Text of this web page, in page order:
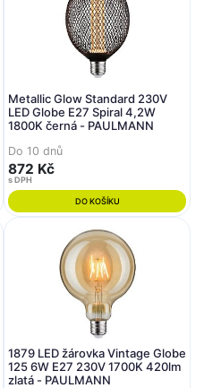
Metallic Glow Standard 230V
LED Globe E27 Spiral 4,2W
1800K černá - PAULMANN
Do 10 dnů
872 Kč
s DPH
DO KOŠÍKU
1879 LED žárovka Vintage Globe
125 6W E27 230V 1700K 420lm
zlatá - PAULMANN